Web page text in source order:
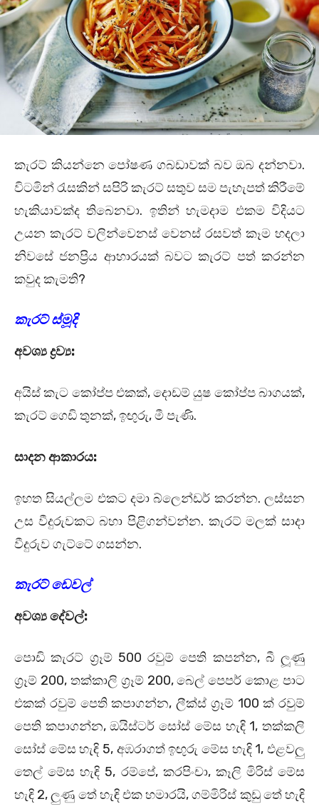
කැරට් කියන්නෙ පෝෂණ ගබඩාවක් බව ඔබ දන්නවා.
විටමින් රැසකින් සපිරි කැරට් සතුව සම පැහැපත් කිරීමේ
හැකියාවක්ද තිබෙනවා. ඉතින් හැමදාම එකම විදියට
උයන කැරට් වලින්වෙනස් වෙනස් රසවත් කෑම හදලා
නිවසේ ජනප්‍රිය ආහාරයක් බවට කැරට් පත් කරන්න
කවුද කැමති?
කැරට් ස්මූදි
අවශ්‍ය ද්‍රව්‍ය:
අයිස් කැට කෝප්ප එකක්, දොඩම් යුෂ කෝප්ප බාගයක්,
කැරට් ගෙඩි තුනක්, ඉඟුරු, මී පැණි.
සාදන ආකාරය:
ඉහත සියල්ලම එකට දමා බ්ලෙන්ඩර් කරන්න. ලස්සන
උස වීදුරුවකට බහා පිළිගන්වන්න. කැරට් මලක් සාදා
වීදුරුව ගැට්ටේ ගසන්න.
කැරට් ඩෙවල්
අවශ්‍ය දේවල්:
පොඩි කැරට් ග්‍රෑම් 500 රවුම් පෙති කපන්න, බී ලූණු
ග්‍රෑම් 200, තක්කාලි ග්‍රෑම් 200, බෙල් පෙපර් කොළ පාට
එකක් රවුම් පෙති කපාගන්න, ලීක්ස් ග්‍රෑම් 100 ක් රවුම්
පෙති කපාගන්න, ඔයිස්ටර් සෝස් මේස හැඳි 1, තක්කලි
සෝස් මේස හැඳි 5, අඹරාගත් ඉඟුරු මේස හැඳි 1, එළවලු
තෙල් මේස හැඳි 5, රම්පේ, කරපිංචා, කෑලි මිරිස් මේස
හැඳි 2, ලුණු තේ හැඳි එක හමාරයි, ගම්මිරිස් කුඩු තේ හැඳි